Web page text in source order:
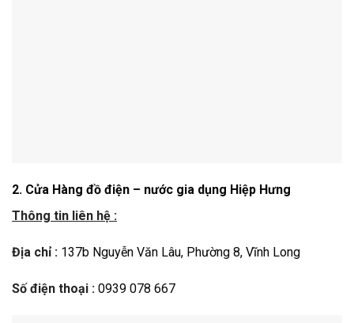
2. Cửa Hàng đồ điện – nước gia dụng Hiệp Hưng
Thông tin liên hệ :
Địa chỉ : 137b Nguyễn Văn Lâu, Phường 8, Vĩnh Long
Số điện thoại : 0939 078 667